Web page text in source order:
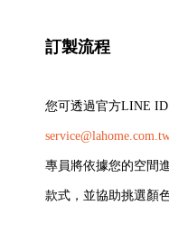
訂製流程
您可透過官方LINE ID
專員將依據您的空間
款式，並協助挑選顏